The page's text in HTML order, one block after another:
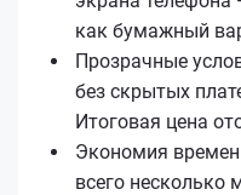
как бумажный
Прозрачные
без скрытых
Итоговая цена
Экономия
всего несколько